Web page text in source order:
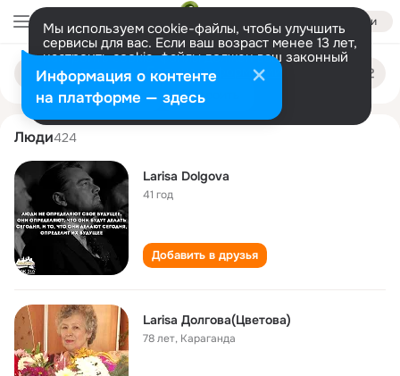
Войти
Мы используем cookie-файлы, чтобы улучшить
сервисы для вас. Если ваш возраст менее 13 лет,
настроить cookie-файлы должен ваш законный
представитель. Больше информации
Разрешить все Настроить
Поиск
людям
larisa dolgova
Люди424
Larisa Dolgova
41 год
Добавить в друзья
Larisa Долгова(Цветова)
78 лет, Караганда
Информация о контенте
на платформе — здесь